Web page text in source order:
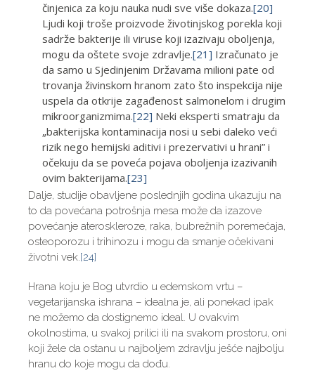
činjenica za koju nauka nudi sve više dokaza.[20]
Ljudi koji troše proizvode životinjskog porekla koji
sadrže bakterije ili viruse koji izazivaju oboljenja,
mogu da oštete svoje zdravlje.[21] Izračunato je
da samo u Sjedinjenim Državama milioni pate od
trovanja živinskom hranom zato što inspekcija nije
uspela da otkrije zagađenost salmonelom i drugim
mikroorganizmima.[22] Neki eksperti smatraju da
„bakterijska kontaminacija nosi u sebi daleko veći
rizik nego hemijski aditivi i prezervativi u hrani” i
očekuju da se poveća pojava oboljenja izazivanih
ovim bakterijama.[23]
Dalje, studije obavljene poslednjih godina ukazuju na
to da povećana potrošnja mesa može da izazove
povećanje ateroskleroze, raka, bubrežnih poremećaja,
osteoporozu i trihinozu i mogu da smanje očekivani
životni vek.[24]
Hrana koju je Bog utvrdio u edemskom vrtu –
vegetarijanska ishrana – idealna je, ali ponekad ipak
ne možemo da dostignemo ideal. U ovakvim
okolnostima, u svakoj prilici ili na svakom prostoru, oni
koji žele da ostanu u najboljem zdravlju ješće najbolju
hranu do koje mogu da dođu.